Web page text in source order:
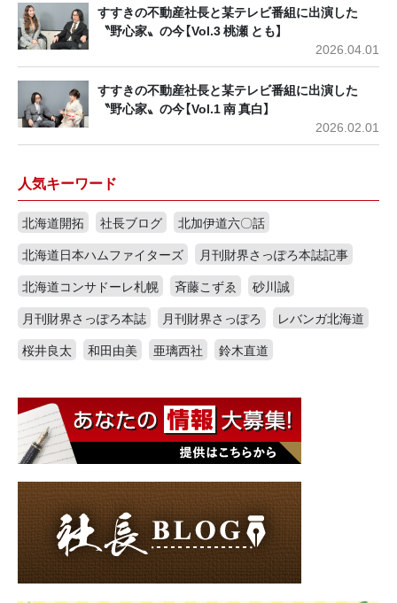
すすきの不動産社長と某テレビ番組に出演した
〝野心家〟の今【Vol.3 桃瀬 とも】
2026.04.01
すすきの不動産社長と某テレビ番組に出演した
〝野心家〟の今【Vol.1 南 真白】
2026.02.01
人気キーワード
北海道開拓 社長ブログ
北加伊道六〇話
北海道日本ハムファイターズ
月刊財界さっぽろ本誌記事
北海道コンサドーレ札幌
斉藤こずゑ
砂川誠
月刊財界さっぽろ本誌
月刊財界さっぽろ
レバンガ北海道
桜井良太
和田由美 亜璃西社 鈴木直道